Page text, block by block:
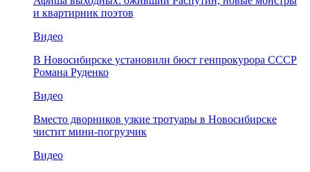
и квартирник поэтов
Видео
В Новосибирске установили бюст генпрокурора СССР
Романа Руденко
Видео
Вместо дворников узкие тротуары в Новосибирске
чистит мини-погрузчик
Видео